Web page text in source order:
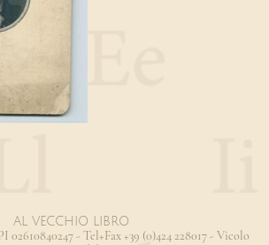
AL VECCHIO LIBRO
- Tel+Fax +39 (0)424 228017 - Vicolo